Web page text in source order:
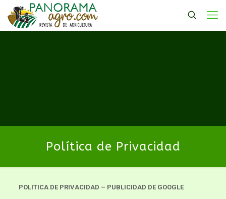
Política de Privacidad
POLITICA DE PRIVACIDAD – PUBLICIDAD DE GOOGLE